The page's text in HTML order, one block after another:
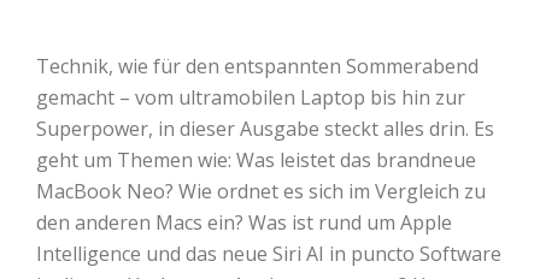
Technik, wie für den entspannten Sommerabend
gemacht – vom ultramobilen Laptop bis hin zur
Superpower, in dieser Ausgabe steckt alles drin. Es
geht um Themen wie: Was leistet das brandneue
MacBook Neo? Wie ordnet es sich im Vergleich zu
den anderen Macs ein? Was ist rund um Apple
Intelligence und das neue Siri AI in puncto Software